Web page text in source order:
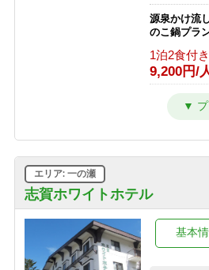
源泉かけ流
のこ鍋プラ
1泊2食付き
9,200円/
源泉かけ流
グラスワイ
1泊2食付
9,500円/
志賀ホワイトホテル
エリア: 一の瀬
基本